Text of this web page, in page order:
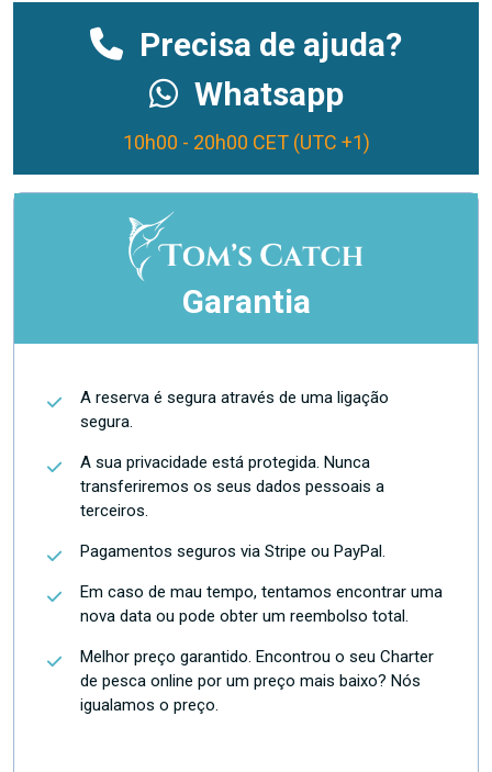
Precisa de ajuda?
Whatsapp
10h00 - 20h00 CET (UTC +1)
Garantia
A reserva é segura através de uma ligação
segura.
A sua privacidade está protegida. Nunca
transferiremos os seus dados pessoais a
terceiros.
Pagamentos seguros via Stripe ou PayPal.
Em caso de mau tempo, tentamos encontrar uma
nova data ou pode obter um reembolso total.
Melhor preço garantido. Encontrou o seu Charter
de pesca online por um preço mais baixo? Nós
igualamos o preço.